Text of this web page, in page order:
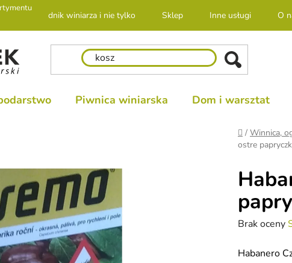
Poradnik winiarza i nie tylko Sklep Inne usługi O
Piwnica winiarska Dom i warsztat
Home
/ Winnica,
ostre
Średnia
produktu
Brak oceny
Habanero